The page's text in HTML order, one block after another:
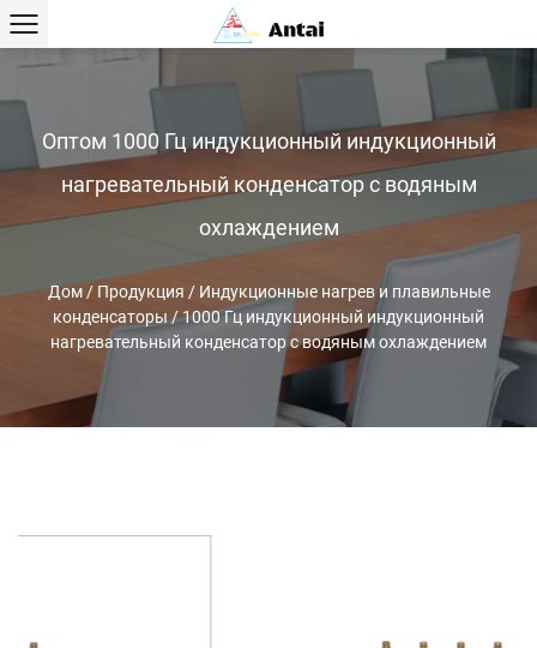
Оптом 1000 Гц индукционный индукционный
нагревательный конденсатор с водяным
охлаждением
Дом/ Продукция / Индукционные нагрев и плавильные
конденсаторы/1000 Гц индукционный индукционный
нагревательный конденсатор с водяным охлаждением